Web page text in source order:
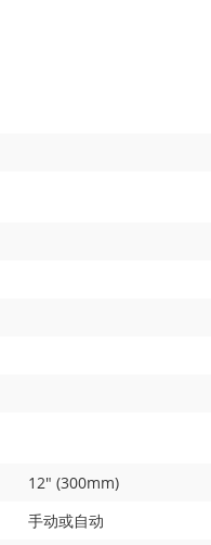
12" (300mm)
手动或自动